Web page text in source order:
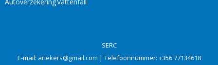
SERC
E-mail: ariekers@gmail.com | Telefoonnummer: +356 77134618